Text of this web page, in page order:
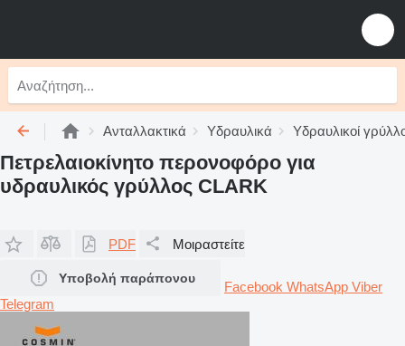
Ανταλλακτικά Υδραυλικά Υδραυλικοί
Πετρελαιοκίνητο περονοφόρο για
υδραυλικός γρύλλος CLARK
PDF Μοιραστείτε
Υποβολή παράπονου
Facebook WhatsApp Viber
Telegram